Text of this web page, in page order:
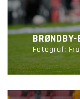
Fotograf: